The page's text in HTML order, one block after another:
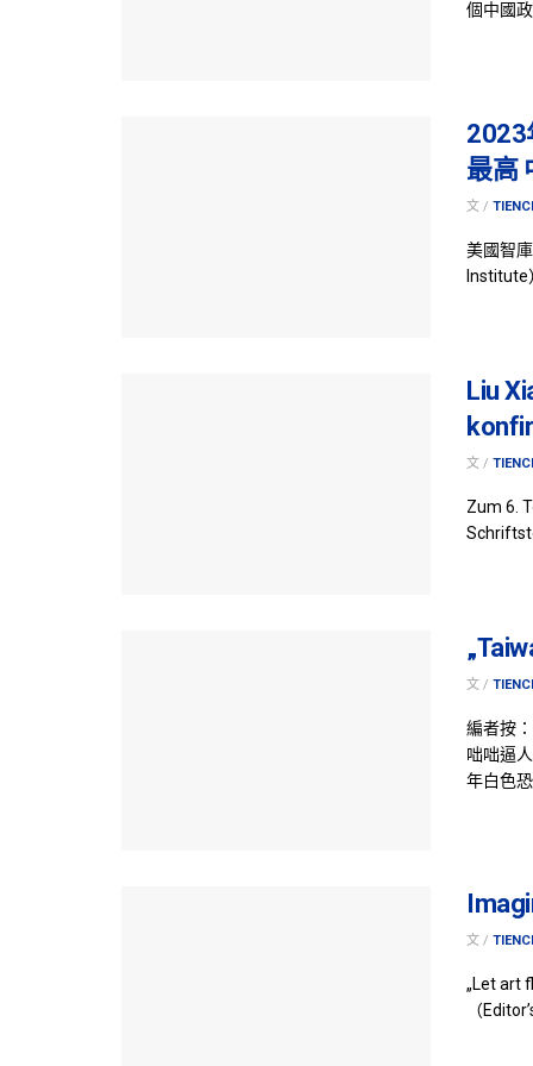
個中國
2023
最高
文 /
美國智
Institute
Liu
文 /
Zum 6.
文 /
編者按
咄咄逼
年白色
文 /
„Let art
（